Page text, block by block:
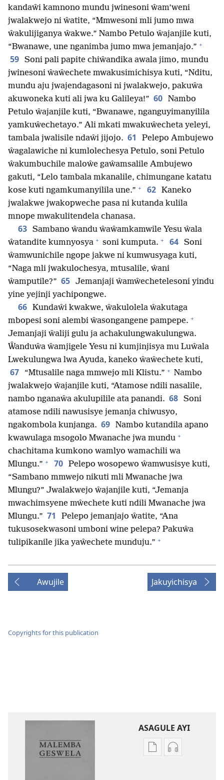
kandaŵi kamnono mundu jwinesoni ŵam’weni
jwalakwejo ni ŵatite, “Mmwesoni mli jumo mwa
ŵakulijiganya ŵakwe.” Nambo Petulo ŵajanjile kuti,
“Bwanawe, une nganimba jumo mwa jemanjajo.” +
59 Soni pali papite chiŵandika awala jimo, mundu
jwinesoni ŵaŵechete mwakusimichisya kuti, “Nditu,
mundu aju jwajendagasoni ni jwalakwejo, pakuŵa
akuwoneka kuti ali jwa ku Galileya!” 60 Nambo
Petulo ŵajanjile kuti, “Bwanawe, nganguyimanyilila
yamkuŵechetayo.” Ali mkati mwakuŵecheta yeleyi,
tambala jwalisile ndaŵi jijojo. 61
Pelepo Ambujewo
ŵagalawiche ni kumlolechesya Petulo, soni Petulo
ŵakumbuchile maloŵe gaŵamsalile Ambujewo
gakuti, “Lelo tambala mkanalile, chimungane katatu
kose kuti ngamkumanyilila une.” + 62 Kaneko
jwalakwe jwakopweche pasa ni kutanda kulila
mnope mwakulitendela chanasa.
63 Sambano ŵandu ŵaŵamkamwile Yesu ŵala
ŵatandite kumnyosya + soni kumputa. + 64 Soni
ŵamwunichile ngope jakwe ni kumwusyaga kuti,
“Naga mli jwakulochesya, mtusalile, ŵani
ŵamputile?” 65 Jemanjaji ŵamŵechetelesoni yindu
yine yejinji yachipongwe.
66 Kundaŵi kwakwe, ŵakulolela ŵakutaga
mbopesi soni alembi ŵasongangene pampepe. +
Jemanjaji ŵaliji gulu ja achakulungwakulungwa.
Ŵanduŵa ŵamjigele Yesu ni kumjinjisya mu Luŵala
Lwekulungwa lwa Ayuda, kaneko ŵaŵechete kuti,
67 “Mtusalile naga mmwejo mli Klistu.” + Nambo
jwalakwejo ŵajanjile kuti, “Atamose ndili nasalile,
nambo nganaŵa akulupilile ata panandi. 68 Soni
atamose ndili nawusisye jemanja chiwusyo,
ngakombola kunjanga. 69 Nambo kutandila apano
kwawulaga msogolo Mwanache jwa mundu +
chachitama kumkono wamlyo wamachili wa
Mlungu.” + 70 Pelepo wosopewo ŵamwusisye kuti,
“Sambano mmwejo nikuti mli Mwanache jwa
Mlungu?” Jwalakwejo ŵajanjile kuti, “Jemanja
mwachimsyene mŵechete kuti ndili Mwanache jwa
Mlungu.” 71
Pelepo jemanjajo ŵatite, “Ana
tukusosekwasoni umboni wine pelepa? Pakuŵa
tulipikanile jika yaŵechete munduju.” +
Awujile Jakuyichisya
Copyrights for this publication
ASAGULE AYI
AsaguleKusagula